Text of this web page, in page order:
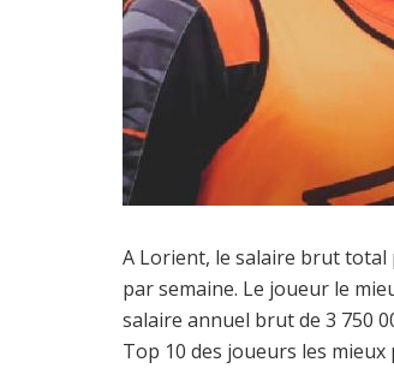
A Lorient, le salaire brut total
par semaine. Le joueur le
salaire annuel brut de 3 750
Top 10 des joueurs les mieux